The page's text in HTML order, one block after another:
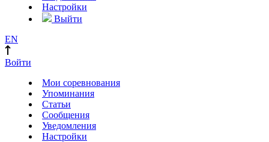
Настройки
Выйти
EN
Войти
Мои соревнования
Упоминания
Статьи
Сообщения
Уведомления
Настройки